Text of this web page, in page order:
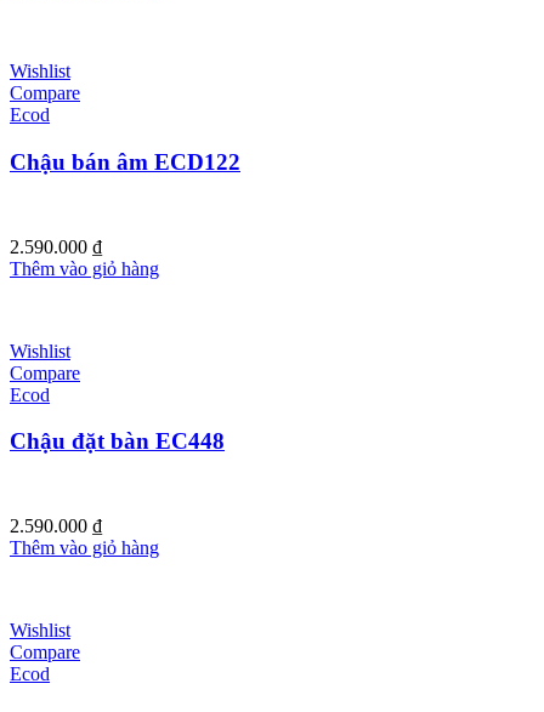
Wishlist
Compare
Ecod
Chậu bán âm ECD122
2.590.000 ₫
Thêm vào giỏ hàng
Wishlist
Compare
Ecod
Chậu đặt bàn EC448
2.590.000 ₫
Thêm vào giỏ hàng
Wishlist
Compare
Ecod